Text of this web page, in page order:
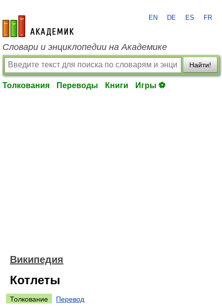
academic.ru
EN DE ES FR
Словари и энциклопедии на Академике
Найти!
Толкования Переводы Книги Игры ⚽
Википедия
Котлеты
Толкование
Перевод